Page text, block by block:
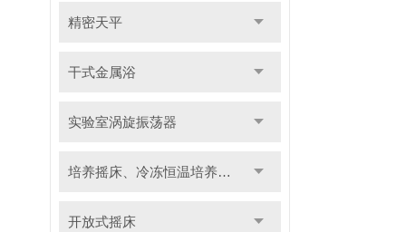
精密天平
干式金属浴
实验室涡旋振荡器
培养摇床、冷冻恒温培养摇床
开放式摇床